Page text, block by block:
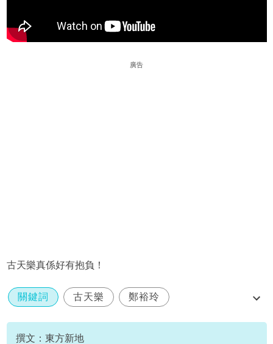
廣告
古天樂真係好有抱負！
關鍵詞 古天樂 鄭裕玲
口水多過浪花
老闆會
撰文：東方新地